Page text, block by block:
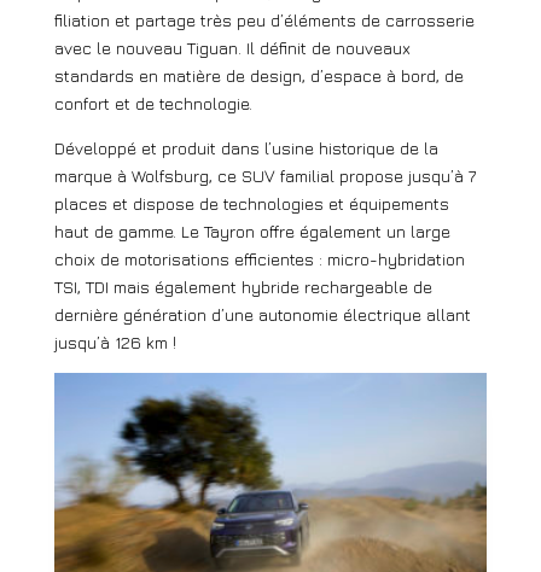
filiation et partage très peu d’éléments de carrosserie
avec le nouveau Tiguan. Il définit de nouveaux
standards en matière de design, d’espace à bord, de
confort et de technologie.
Développé et produit dans l’usine historique de la
marque à Wolfsburg, ce SUV familial propose jusqu’à 7
places et dispose de technologies et équipements
haut de gamme. Le Tayron offre également un large
choix de motorisations efficientes : micro-hybridation
TSI, TDI mais également hybride rechargeable de
dernière génération d’une autonomie électrique allant
jusqu’à 126 km !